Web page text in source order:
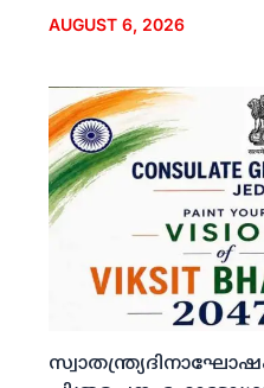
AUGUST 6, 2026